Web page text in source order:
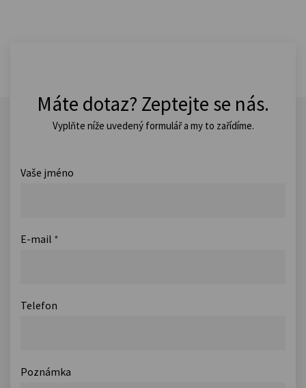
Máte dotaz? Zeptejte se nás.
Vyplňte níže uvedený formulář a my to zařídíme.
Vaše jméno
E-mail *
Telefon
Poznámka